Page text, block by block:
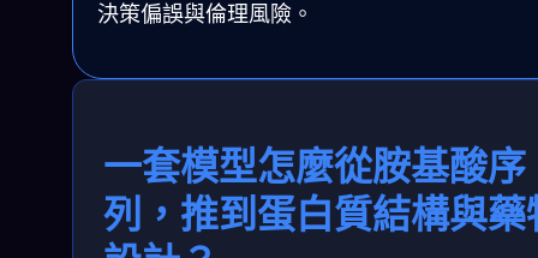
決策偏誤與倫理風險。
一套模型怎麼從胺基酸序
列，推到蛋白質結構與藥